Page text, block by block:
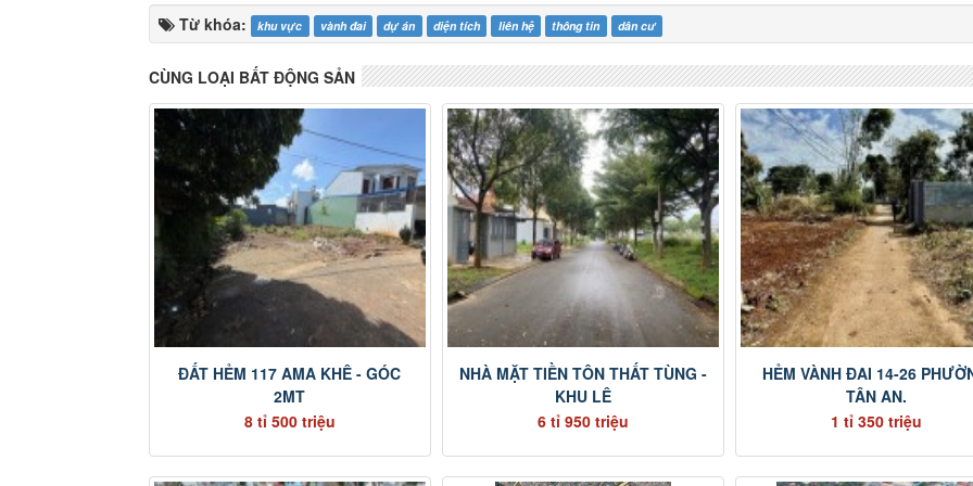
Từ khóa: khu vực vành đai dự án diện tích liên hệ thông tin dân cư
CÙNG LOẠI BẤT ĐỘNG SẢN
ĐẤT HẺM 117 AMA KHÊ - GÓC
2MT
8 tỉ 500 triệu
NHÀ MẶT TIỀN TÔN THẤT TÙNG -
KHU LÊ
6 tỉ 950 triệu
HẺM VÀNH ĐAI 14-26
TÂN AN.
1 tỉ 350 triệu